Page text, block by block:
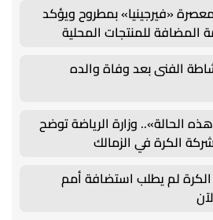
«فيرجينيا» بمطروح ويؤكد
المضافة للمنتجات المحلية
الفنى بعد وفاة والده
الحالة».. وزارة الرياضة توضح
الكرة في الزمالك
الكرة لم يطلب استضافة أمم